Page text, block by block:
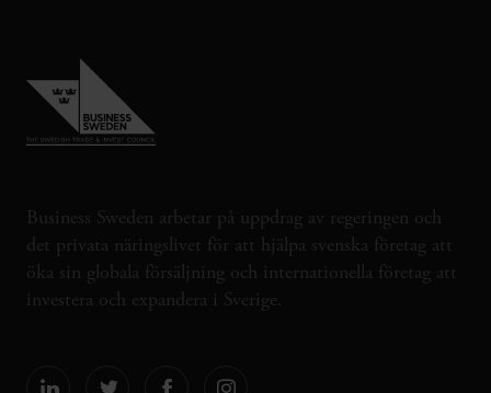
Business Sweden arbetar på uppdrag av regeringen och
det privata näringslivet för att hjälpa svenska företag att
öka sin globala försäljning och internationella företag att
investera och expandera i Sverige.